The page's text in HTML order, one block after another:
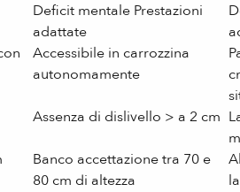
Deficit mentale Prestazioni
adattate
Accessibile in carrozzina
autonomamente
Assenza di dislivello > a 2 cm
Banco accettazione tra 70 e
80 cm di altezza